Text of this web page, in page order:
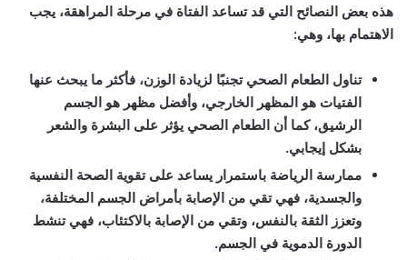
هذه بعض النصائح التي قد تساعد الفتاة في مرحلة المراهقة، يجب
الاهتمام بها، وهي:
تناول الطعام الصحي تجنبًا لزيادة الوزن، فأكثر ما يبحث عنها
الفتيات هو المظهر الخارجي، وأفضل مظهر هو الجسم
الرشيق، كما أن الطعام الصحي يؤثر على البشرة والشعر
بشكل إيجابي.
ممارسة الرياضة باستمرار يساعد على تقوية الصحة النفسية
والجسدية، فهي تقي من الإصابة بأمراض الجسم المختلفة،
وتعزز الثقة بالنفس، وتقي من الإصابة بالاكتئاب، فهي تنشط
الدورة الدموية في الجسم.